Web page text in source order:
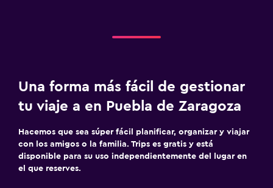
Una forma más fácil de gestionar
tu viaje a en Puebla de Zaragoza
Hacemos que sea súper fácil planificar, organizar y viajar
con los amigos o la familia. Trips es gratis y está
disponible para su uso independientemente del lugar en
el que reserves.